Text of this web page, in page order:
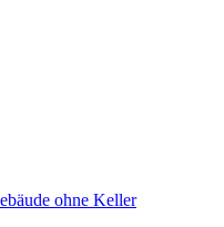
ohne Keller